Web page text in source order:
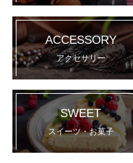
ACCESSORY
アクセサリー
SWEET
スイーツ・お菓子